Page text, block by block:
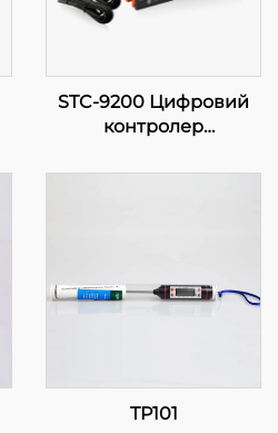
STC-9200 Цифровий
контролер
Прогресивне,
комерційних
TP101